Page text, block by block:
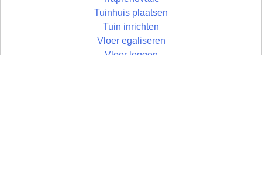
Tuinhuis plaatsen
Tuin inrichten
Vloer egaliseren
Vloer leggen